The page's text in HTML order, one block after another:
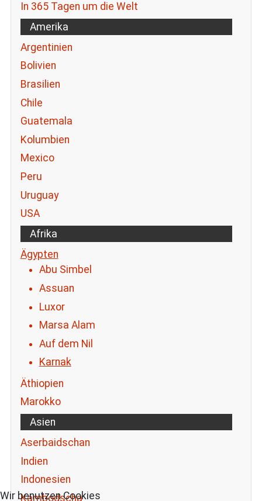
In 365 Tagen um die Welt
Amerika
Argentinien
Bolivien
Brasilien
Chile
Guatemala
Kolumbien
Mexico
Peru
Uruguay
USA
Afrika
Ägypten
Abu Simbel
Assuan
Luxor
Marsa Alam
Auf dem Nil
Karnak
Äthiopien
Marokko
Asien
Aserbaidschan
Indien
Indonesien
Kambodscha
Wir benutzen Cookies